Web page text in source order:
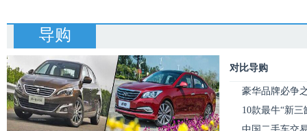
导购
对比导购
豪华品牌必争
10款最牛“新